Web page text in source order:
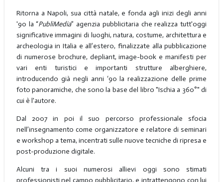
Ritorna a Napoli, sua città natale, e fonda agli inizi degli anni
'90 la “PubliMedia” agenzia pubblicitaria che realizza tutt'oggi
significative immagini di luoghi, natura, costume, architettura e
archeologia in Italia e all’estero, finalizzate alla pubblicazione
di numerose brochure, depliant, image-book e manifesti per
vari enti turistici e importanti strutture alberghiere,
introducendo già negli anni ‘90 la realizzazione delle prime
foto panoramiche, che sono la base del libro "Ischia a 360°" di
cui è l'autore.
Dal 2007 in poi il suo percorso professionale sfocia
nell’insegnamento come organizzatore e relatore di seminari
e workshop a tema, incentrati sulle nuove tecniche di ripresa e
post-produzione digitale.
Alcuni tra i suoi numerosi allievi oggi sono stimati
professionisti nel campo pubblicitario, e intrattengono con lui